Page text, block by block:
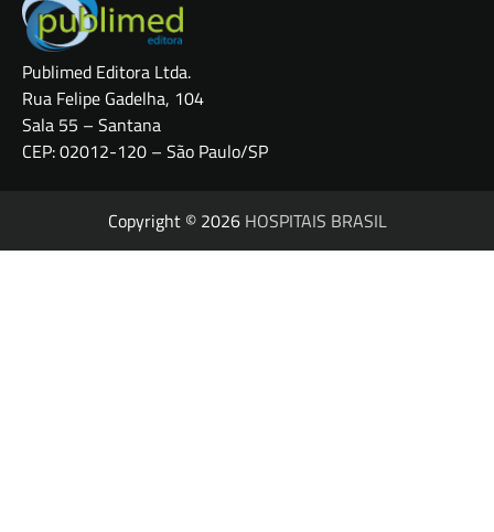
Publimed Editora Ltda.
Rua Felipe Gadelha, 104
Sala 55 – Santana
CEP: 02012-120 – São Paulo/SP
Copyright © 2026 HOSPITAIS BRASIL